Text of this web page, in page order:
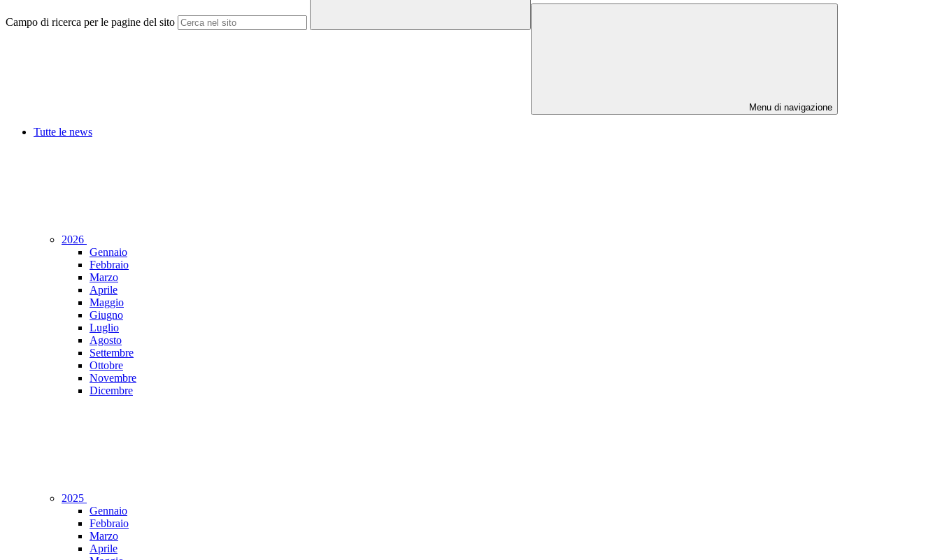
Campo di ricerca per le pagine del sito
Menu di navigazione
Tutte le news
2026
Gennaio
Febbraio
Marzo
Aprile
Maggio
Giugno
Luglio
Agosto
Settembre
Ottobre
Novembre
Dicembre
2025
Gennaio
Febbraio
Marzo
Aprile